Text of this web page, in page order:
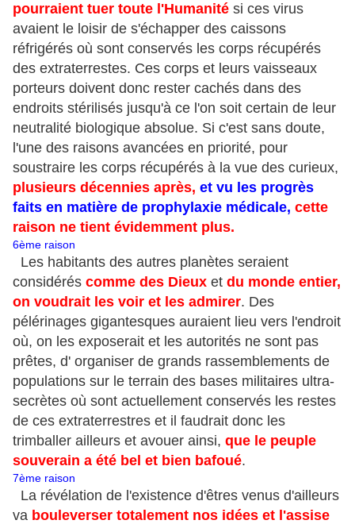
pourraient tuer toute l'Humanité si ces virus
avaient le loisir de s'échapper des caissons
réfrigérés où sont conservés les corps récupérés
des extraterrestes. Ces corps et leurs vaisseaux
porteurs doivent donc rester cachés dans des
endroits stérilisés jusqu'à ce l'on soit certain de leur
neutralité biologique absolue. Si c'est sans doute,
l'une des raisons avancées en priorité, pour
soustraire les corps récupérés à la vue des curieux,
plusieurs décennies après, et vu les progrès
faits en matière de prophylaxie médicale, cette
raison ne tient évidemment plus.
6ème raison
Les habitants des autres planètes seraient
considérés comme des Dieux et du monde entier,
on voudrait les voir et les admirer. Des
pélérinages gigantesques auraient lieu vers l'endroit
où, on les exposerait et les autorités ne sont pas
prêtes, d' organiser de grands rassemblements de
populations sur le terrain des bases militaires ultra-
secrètes où sont actuellement conservés les restes
de ces extraterrestres et il faudrait donc les
trimballer ailleurs et avouer ainsi, que le peuple
souverain a été bel et bien bafoué.
7ème raison
La révélation de l'existence d'êtres venus d'ailleurs
va bouleverser totalement nos idées et l'assise